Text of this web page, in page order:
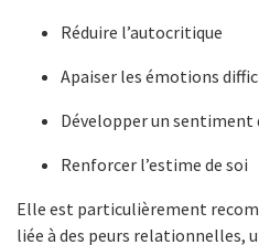
Réduire l’autocritique
Apaiser les émotions
Développer un sentiment
Renforcer l’estime de soi
Elle est particulièrement
liée à des peurs relationnelles,